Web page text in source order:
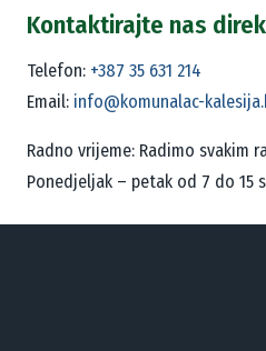
Kontaktirajte nas
Telefon: +387 35 631 214
Email: info@komunalac-
Radno vrijeme: Radimo svakim
Ponedjeljak – petak od 7 do 15